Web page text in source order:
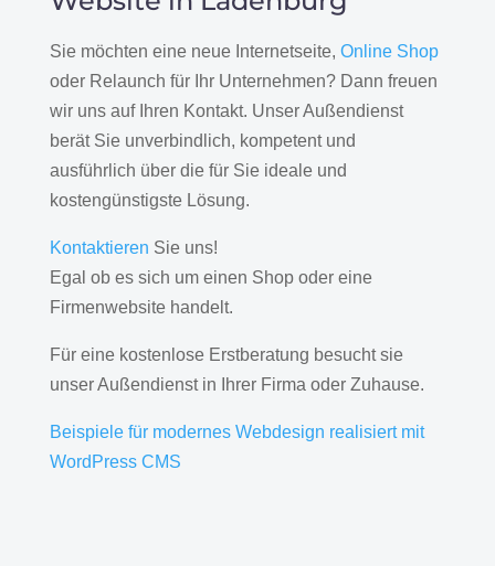
Sie möchten eine neue Internetseite, Online Shop
oder Relaunch für Ihr Unternehmen? Dann freuen
wir uns auf Ihren Kontakt. Unser Außendienst
berät Sie unverbindlich, kompetent und
ausführlich über die für Sie ideale und
kostengünstigste Lösung.
Kontaktieren Sie uns!
Egal ob es sich um einen Shop oder eine
Firmenwebsite handelt.
Für eine kostenlose Erstberatung besucht sie
unser Außendienst in Ihrer Firma oder Zuhause.
Beispiele für modernes Webdesign realisiert mit
WordPress CMS